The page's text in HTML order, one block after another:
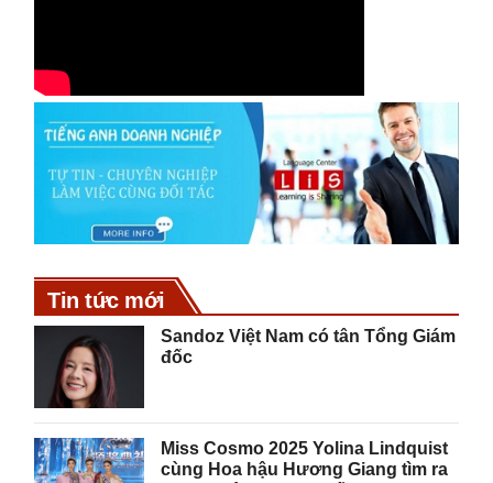
Tin tức mới
Sandoz Việt Nam có tân Tổng Giám
đốc
Miss Cosmo 2025 Yolina Lindquist
cùng Hoa hậu Hương Giang tìm ra